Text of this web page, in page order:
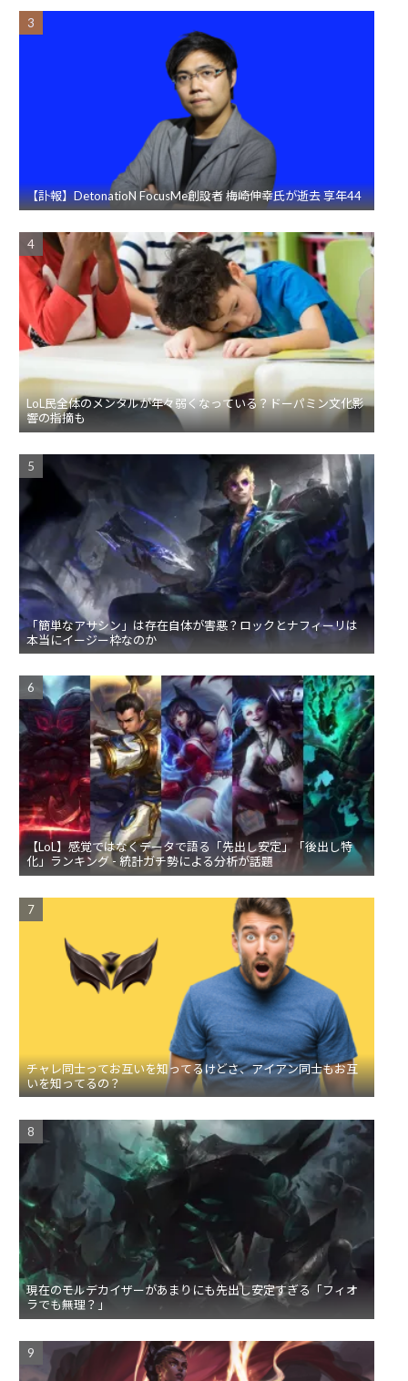
【訃報】DetonatioN FocusMe創設者 梅崎伸幸氏が逝去 享年44
LoL民全体のメンタルが年々弱くなっている？ドーパミン文化影
響の指摘も
「簡単なアサシン」は存在自体が害悪？ロックとナフィーリは
本当にイージー枠なのか
【LoL】感覚ではなくデータで語る「先出し安定」「後出し特
化」ランキング - 統計ガチ勢による分析が話題
チャレ同士ってお互いを知ってるけどさ、アイアン同士もお互
いを知ってるの？
現在のモルデカイザーがあまりにも先出し安定すぎる「フィオ
ラでも無理？」